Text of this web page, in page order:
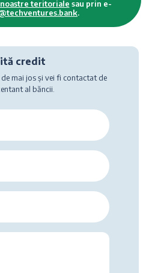
teritoriale sau prin e-
.
credit
mai jos și vei fi contactat de
al băncii.